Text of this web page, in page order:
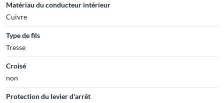
Matériau du conducteur intérieur
Cuivre
Type de fils
Tresse
Croisé
non
Protection du levier d'arrêt